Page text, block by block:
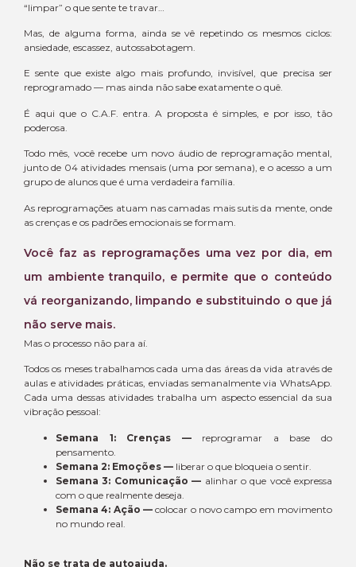
“limpar” o que sente te travar…
Mas, de alguma forma, ainda se vê repetindo os mesmos ciclos:
ansiedade, escassez, autossabotagem.
E sente que existe algo mais profundo, invisível, que precisa ser
reprogramado — mas ainda não sabe exatamente o quê.
É aqui que o C.A.F. entra. A proposta é simples, e por isso, tão
poderosa.
Todo mês, você recebe um novo áudio de reprogramação mental,
junto de 04 atividades mensais (uma por semana), e o acesso a um
grupo de alunos que é uma verdadeira família.
As reprogramações atuam nas camadas mais sutis da mente, onde
as crenças e os padrões emocionais se formam.
Você faz as reprogramações uma vez por dia, em
um ambiente tranquilo, e permite que o conteúdo
vá reorganizando, limpando e substituindo o que já
não serve mais.
Mas o processo não para aí.
Todos os meses trabalhamos cada uma das áreas da vida através de
aulas e atividades práticas, enviadas semanalmente via WhatsApp.
Cada uma dessas atividades trabalha um aspecto essencial da sua
vibração pessoal:
Semana 1: Crenças —reprogramar a base do
pensamento.
Semana 2: Emoções — liberar o que bloqueia o sentir.
Semana 3: Comunicação — alinhar o que você expressa
com o que realmente deseja.
Semana 4: Ação — colocar o novo campo em movimento
no mundo real.
Não se trata de autoajuda.